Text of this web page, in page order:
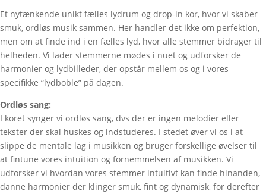
Et nytænkende unikt fælles lydrum og drop-in kor, hvor vi skaber
smuk, ordløs musik sammen. Her handler det ikke om perfektion,
men om at finde ind i en fælles lyd, hvor alle stemmer bidrager til
helheden. Vi lader stemmerne mødes i nuet og udforsker de
harmonier og lydbilleder, der opstår mellem os og i vores
specifikke “lydboble” på dagen.
Ordløs sang:
I koret synger vi ordløs sang, dvs der er ingen melodier eller
tekster der skal huskes og indstuderes. I stedet øver vi os i at
slippe de mentale lag i musikken og bruger forskellige øvelser til
at fintune vores intuition og fornemmelsen af musikken. Vi
udforsker vi hvordan vores stemmer intuitivt kan finde hinanden,
danne harmonier der klinger smuk, fint og dynamisk, for derefter